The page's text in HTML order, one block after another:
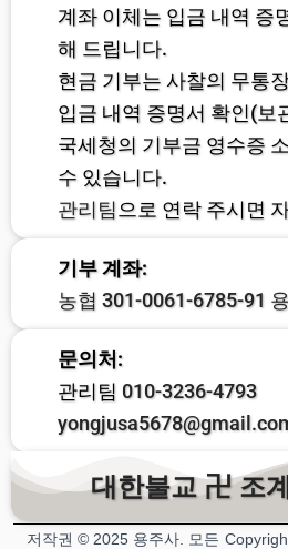
계좌 이체는 입금 내역 증
해 드립니다.
현금 기부는 사찰의 무통
입금 내역 증명서 확인(보
국세청의 기부금 영수증
수 있습니다.
관리팀 으로 연락 주시면
기부 계좌:
농협 301-0061-6785-91
문의처:
관리팀 010-3236-4793
대한불교 卍 조
저작권 © 2025 용주사. 모든